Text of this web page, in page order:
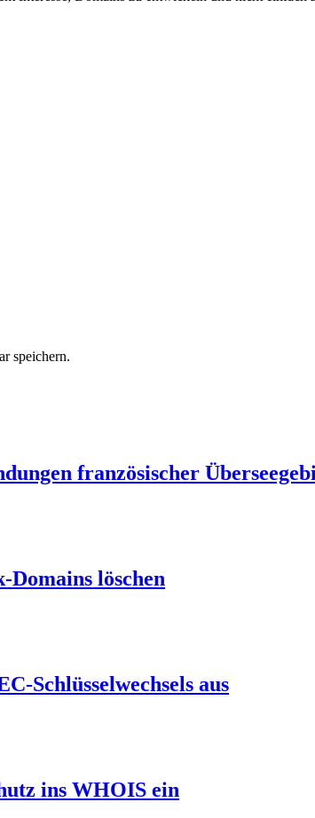
speichern.
französischer
löschen
Schlüsselwechsels aus
ins WHOIS ein